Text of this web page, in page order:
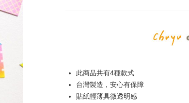
此商品共有4種款式
台灣製造，安心有保障
貼紙輕薄具微透明感